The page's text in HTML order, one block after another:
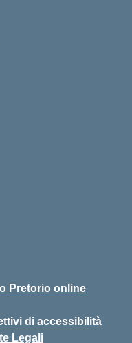
Pretorio online
di accessibilità
Legali